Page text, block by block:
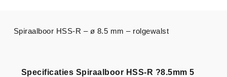
Specificaties Spiraalboor HSS-R ?8.5mm 5
Spiraalboor HSS-R – ø 8.5 mm – rolgewalst